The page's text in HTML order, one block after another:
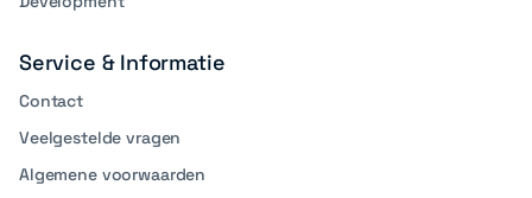
Service & Informatie
Contact
Veelgestelde vragen
Algemene voorwaarden